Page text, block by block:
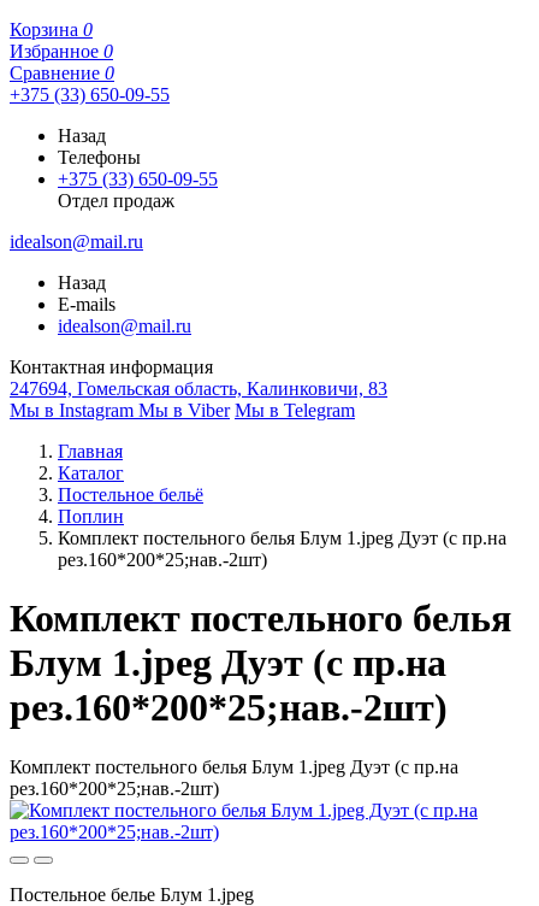
Корзина 0
Избранное 0
Сравнение 0
+375 (33) 650-09-55
Назад
Телефоны
+375 (33) 650-09-55
Отдел продаж
idealson@mail.ru
Назад
E-mails
idealson@mail.ru
Контактная информация
247694, Гомельская область, Калинковичи, 83
Мы в Instagram Мы в Viber Мы в Telegram
Главная
Каталог
Постельное бельё
Поплин
Комплект постельного белья Блум 1.jpeg Дуэт (с пр.на
рез.160*200*25;нав.-2шт)
Комплект постельного белья
Блум 1.jpeg Дуэт (с пр.на
рез.160*200*25;нав.-2шт)
Комплект постельного белья Блум 1.jpeg Дуэт (с пр.на
рез.160*200*25;нав.-2шт)
Постельное белье Блум 1.jpeg